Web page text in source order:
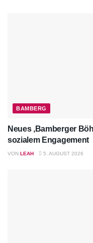
BAMBERG
Neues ‚Bamberger
sozialem Engagement
VON LEAH 5. AUGUST 2026